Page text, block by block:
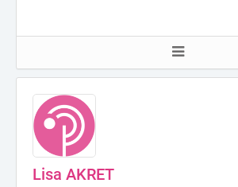
Lisa AKRET